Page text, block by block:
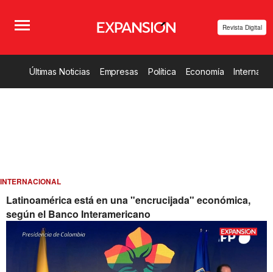
Revista Digital
Últimas Noticias Empresas Política Economía
INTERNACIONAL
Latinoamérica está en una "encrucijada" económica,
según el Banco Interamericano